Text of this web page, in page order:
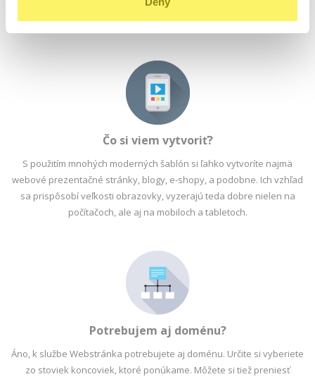
FTP priestor. Ak potrebujete FTP priestor, tak si vyberte z ponuky
hostingovHappyaleboProfi.
Čo si viem vytvoriť?
S použitím mnohých moderných šablón si ľahko vytvoríte najmä
webové prezentačné stránky, blogy, e-shopy, a podobne. Ich vzhľad
sa prispôsobí veľkosti obrazovky, vyzerajú teda dobre nielen na
počítačoch, ale aj na mobiloch a tabletoch.
Potrebujem aj doménu?
Áno, k službe Webstránka potrebujete aj doménu. Určite si vyberiete
zo stoviek koncoviek, ktoré ponúkame. Môžete si tiež preniesť